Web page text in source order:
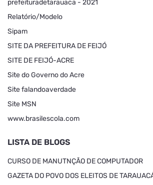
prefeituradetarauaca - 2021
Relatório/Modelo
Sipam
SITE DA PREFEITURA DE FEIJÓ
SITE DE FEIJÓ-ACRE
Site do Governo do Acre
Site falandoaverdade
Site MSN
www.brasilescola.com
LISTA DE BLOGS
CURSO DE MANUTNÇÃO DE COMPUTADOR
GAZETA DO POVO DOS ELEITOS DE